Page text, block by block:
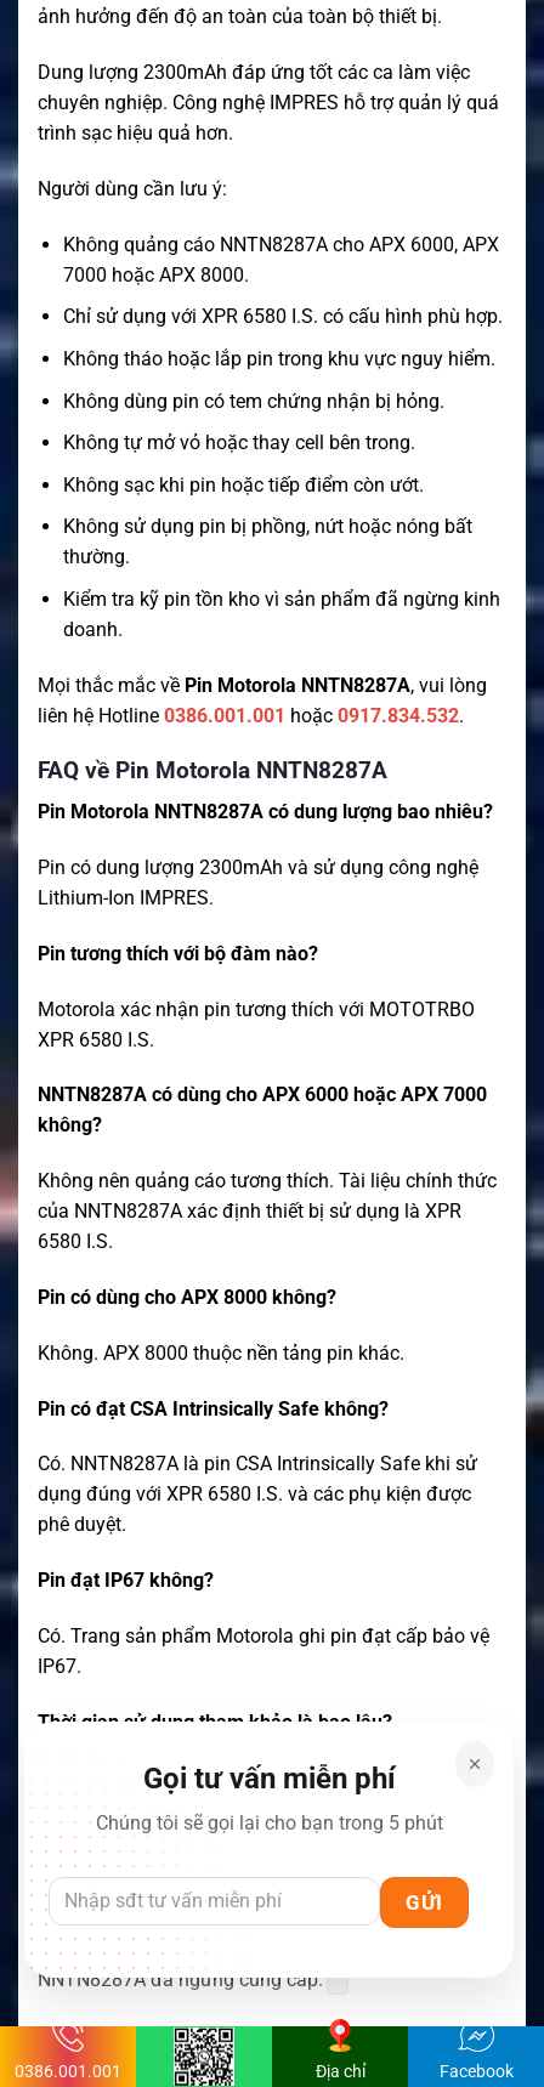
ảnh hưởng đến độ an toàn của toàn bộ thiết bị.
Dung lượng 2300mAh đáp ứng tốt các ca làm việc
chuyên nghiệp. Công nghệ IMPRES hỗ trợ quản lý quá
trình sạc hiệu quả hơn.
Người dùng cần lưu ý:
Không quảng cáo NNTN8287A cho APX 6000, APX
7000 hoặc APX 8000.
Chỉ sử dụng với XPR 6580 I.S. có cấu hình phù hợp.
Không tháo hoặc lắp pin trong khu vực nguy hiểm.
Không dùng pin có tem chứng nhận bị hỏng.
Không tự mở vỏ hoặc thay cell bên trong.
Không sạc khi pin hoặc tiếp điểm còn ướt.
Không sử dụng pin bị phồng, nứt hoặc nóng bất
thường.
Kiểm tra kỹ pin tồn kho vì sản phẩm đã ngừng kinh
doanh.
Mọi thắc mắc về Pin Motorola NNTN8287A, vui lòng
liên hệ Hotline 0386.001.001 hoặc 0917.834.532.
FAQ về Pin Motorola NNTN8287A
Pin Motorola NNTN8287A có dung lượng bao nhiêu?
Pin có dung lượng 2300mAh và sử dụng công nghệ
Lithium-Ion IMPRES.
Pin tương thích với bộ đàm nào?
Motorola xác nhận pin tương thích với MOTOTRBO
XPR 6580 I.S.
NNTN8287A có dùng cho APX 6000 hoặc APX 7000
không?
Không nên quảng cáo tương thích. Tài liệu chính thức
của NNTN8287A xác định thiết bị sử dụng là XPR
6580 I.S.
Pin có dùng cho APX 8000 không?
Không. APX 8000 thuộc nền tảng pin khác.
Pin có đạt CSA Intrinsically Safe không?
Có. NNTN8287A là pin CSA Intrinsically Safe khi sử
dụng đúng với XPR 6580 I.S. và các phụ kiện được
phê duyệt.
Pin đạt IP67 không?
Có. Trang sản phẩm Motorola ghi pin đạt cấp bảo vệ
IP67.
Thời gian sử dụng tham khảo là bao lâu?
Motorola công bố khoảng 13–14,5 giờ ở chế độ
analog và khoảng 17 giờ ở chế độ kỹ thuật số, tùy chế
độ vận hành.
Sản phẩm còn được Motorola kinh doanh không?
Trang bán hàng chính thức hiện đánh dấu
NNTN8287A đã ngừng cung cấp.
XEM THÊM NỘI DUNG ↓
Gọi tư vấn miễn phí
Chúng tôi sẽ gọi lại cho bạn trong 5 phút
0386.001.001 Địa chỉ Facebook